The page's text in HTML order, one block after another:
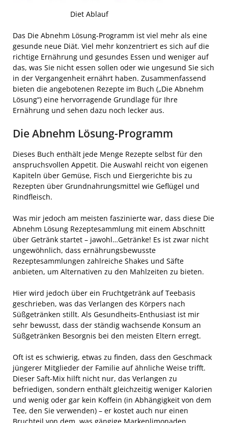
Diet Ablauf
Das Die Abnehm Lösung-Programm ist viel mehr als eine
gesunde neue Diät. Viel mehr konzentriert es sich auf die
richtige Ernährung und gesundes Essen und weniger auf
das, was Sie nicht essen sollen oder wie ungesund Sie sich
in der Vergangenheit ernährt haben. Zusammenfassend
bieten die angebotenen Rezepte im Buch („Die Abnehm
Lösung“) eine hervorragende Grundlage für Ihre
Ernährung und sehen dazu noch lecker aus.
Die Abnehm Lösung-Programm
Dieses Buch enthält jede Menge Rezepte selbst für den
anspruchsvollen Appetit. Die Auswahl reicht von eigenen
Kapiteln über Gemüse, Fisch und Eiergerichte bis zu
Rezepten über Grundnahrungsmittel wie Geflügel und
Rindfleisch.
Was mir jedoch am meisten faszinierte war, dass diese Die
Abnehm Lösung Rezeptesammlung mit einem Abschnitt
über Getränk startet – jawohl…Getränke! Es ist zwar nicht
ungewöhnlich, dass ernährungsbewusste
Rezeptesammlungen zahlreiche Shakes und Säfte
anbieten, um Alternativen zu den Mahlzeiten zu bieten.
Hier wird jedoch über ein Fruchtgetränk auf Teebasis
geschrieben, was das Verlangen des Körpers nach
Süßgetränken stillt. Als Gesundheits-Enthusiast ist mir
sehr bewusst, dass der ständig wachsende Konsum an
Süßgetränken Besorgnis bei den meisten Eltern erregt.
Oft ist es schwierig, etwas zu finden, dass den Geschmack
jüngerer Mitglieder der Familie auf ähnliche Weise trifft.
Dieser Saft-Mix hilft nicht nur, das Verlangen zu
befriedigen, sondern enthält gleichzeitig weniger Kalorien
und wenig oder gar kein Koffein (in Abhängigkeit von dem
Tee, den Sie verwenden) – er kostet auch nur einen